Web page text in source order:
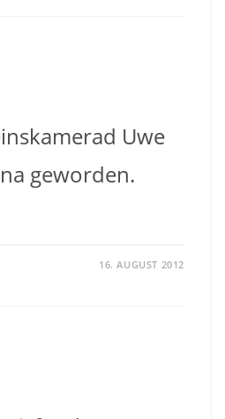
Uwe
geworden.
16. AUGUST 2012